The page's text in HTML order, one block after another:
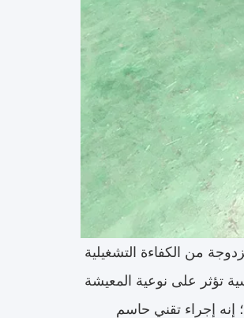
من الكفاءة التشغيلية
تؤثر على نوعية المعيشة
إجراء تقني حاسم